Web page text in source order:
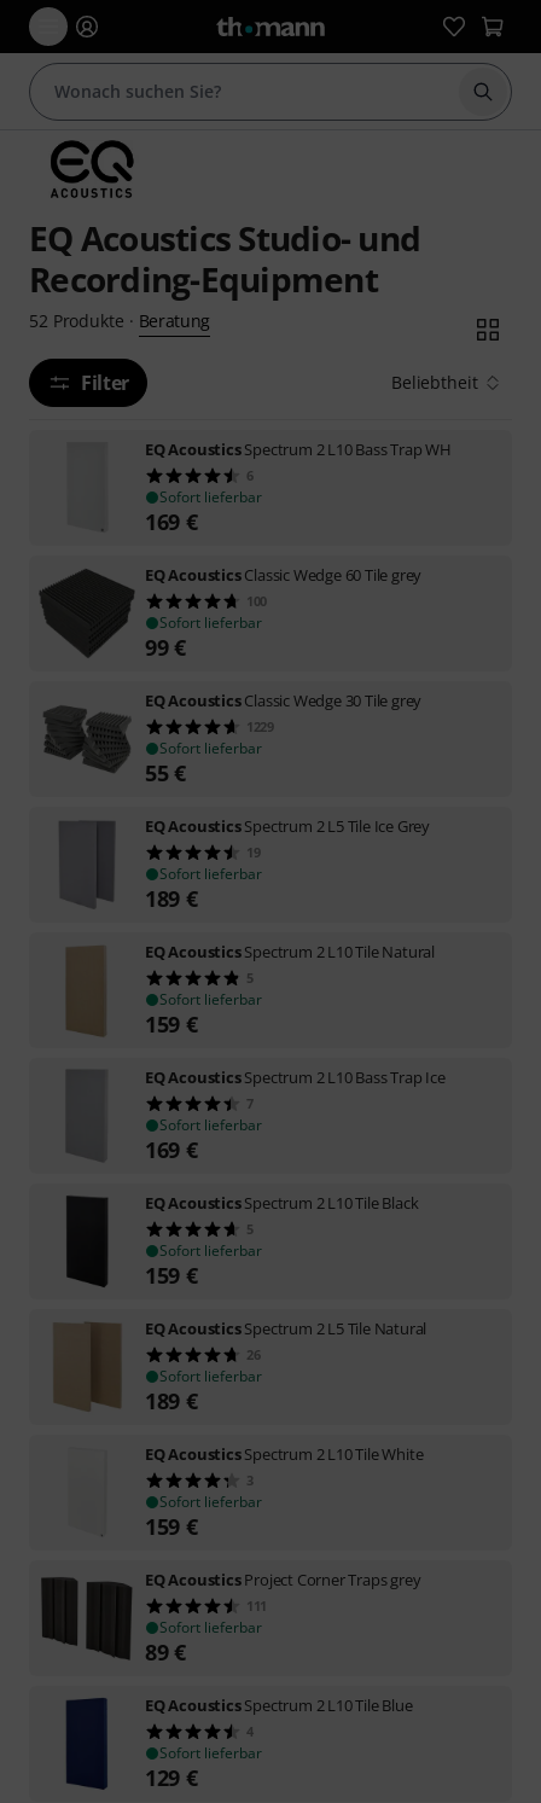
Suche
EQ Acoustics Studio- und
Recording-Equipment
52 Produkte · Beratung
Filter Beliebtheit
EQ AcousticsSpectrum 2 L10 Bass Trap WH
6
Sofort lieferbar
169 €
EQ AcousticsClassic Wedge 60 Tile grey
100
Sofort lieferbar
99€
EQ AcousticsClassic Wedge 30 Tile grey
1229
Sofort lieferbar
55€
EQ AcousticsSpectrum 2 L5 Tile Ice Grey
19
Sofort lieferbar
189 €
EQ AcousticsSpectrum 2 L10 Tile Natural
5
Sofort lieferbar
159 €
EQ AcousticsSpectrum 2 L10 Bass Trap Ice
7
Sofort lieferbar
169 €
EQ AcousticsSpectrum 2 L10 Tile Black
5
Sofort lieferbar
159 €
EQ AcousticsSpectrum 2 L5 Tile Natural
26
Sofort lieferbar
189 €
EQ AcousticsSpectrum 2 L10 Tile White
3
Sofort lieferbar
159 €
EQ AcousticsProject Corner Traps grey
111
Sofort lieferbar
89€
EQ AcousticsSpectrum 2 L10 Tile Blue
4
Sofort lieferbar
129 €